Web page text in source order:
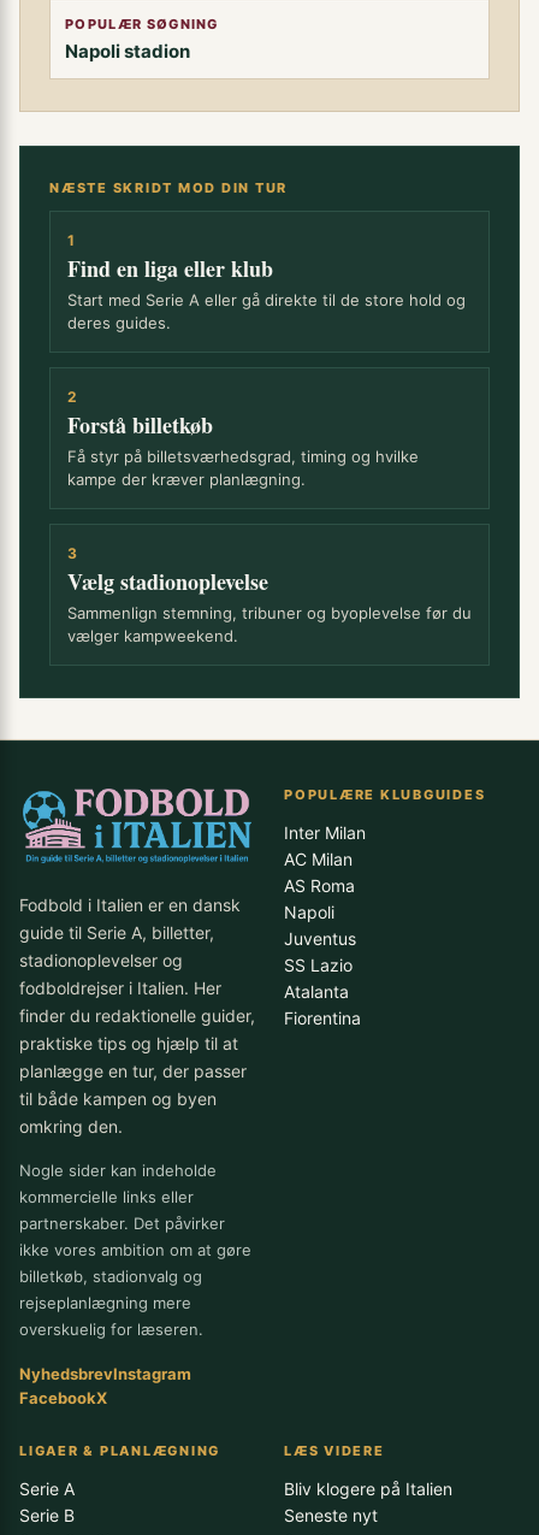
POPULÆR SØGNING
Napoli stadion
NÆSTE SKRIDT MOD DIN TUR
1
Find en liga eller klub
Start med Serie A eller gå direkte til de store hold og
deres guides.
2
Forstå billetkøb
Få styr på billetsværhedsgrad, timing og hvilke
kampe der kræver planlægning.
3
Vælg stadionoplevelse
Sammenlign stemning, tribuner og byoplevelse før du
vælger kampweekend.
Fodbold i Italien er en dansk
guide til Serie A, billetter,
stadionoplevelser og
fodboldrejser i Italien. Her
finder du redaktionelle guider,
praktiske tips og hjælp til at
planlægge en tur, der passer
til både kampen og byen
omkring den.
Nogle sider kan indeholde
kommercielle links eller
partnerskaber. Det påvirker
ikke vores ambition om at gøre
billetkøb, stadionvalg og
rejseplanlægning mere
overskuelig for læseren.
NyhedsbrevInstagram
FacebookX
POPULÆRE KLUBGUIDES
Inter Milan
AC Milan
AS Roma
Napoli
Juventus
SS Lazio
Atalanta
Fiorentina
LIGAER & PLANLÆGNING
Serie A
Serie B
LÆS VIDERE
Bliv klogere på Italien
Seneste nyt